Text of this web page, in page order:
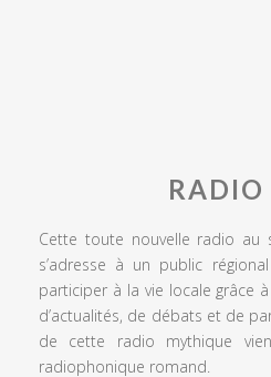
RADIO
Cette toute nouvelle radio au
s’adresse à un public
participer à la vie locale grâce
d’actualités, de débats et de
de cette radio mythique
radiophonique romand.